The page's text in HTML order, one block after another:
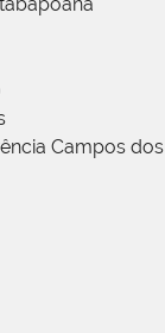
Campos dos